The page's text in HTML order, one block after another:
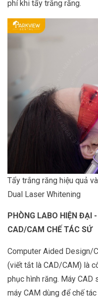
phí khi tẩy trắng răng.
Tẩy trắng răng hiệu quả
Dual Laser Whitening
PHÒNG LABO HIỆN ĐẠI
CAD/CAM CHẾ TÁC SỨ
Computer Aided Design/
(viết tắt là CAD/CAM) là
phục hình răng. Máy CAD
máy CAM dùng để chế